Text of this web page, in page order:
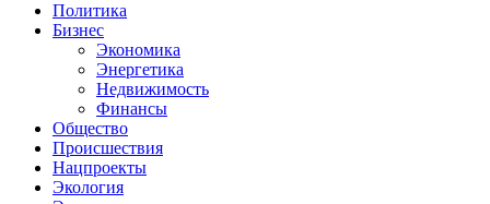
Политика
Бизнес
Экономика
Энергетика
Недвижимость
Финансы
Общество
Происшествия
Нацпроекты
Экология